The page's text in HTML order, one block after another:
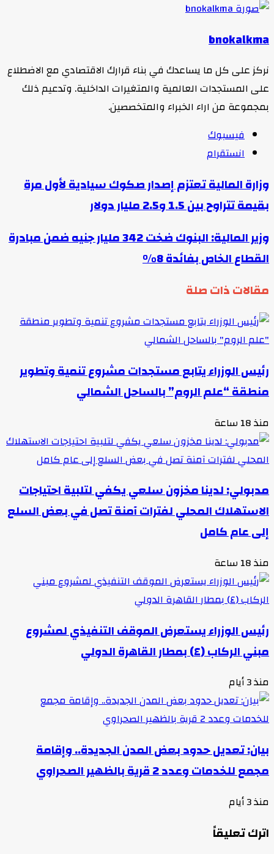
bnokalkma
نركز على كل ما يساعدك في بناء قرارك الاقتصادي مع الاضطلاع
على المستجدات العالمية والمتغيرات الداخلية. وتدعيم ذلك
بمجموعة من اراء الخبراء والمتخصصين.
فيسبوك
انستقرام
وزارة المالية تعتزم إصدار صكوك سيادية لأول مرة
بقيمة تتراوح بين 1.5 و2.5 مليار دولار
وزير المالية: البنوك ضخت 342 مليار جنيه ضمن مبادرة
القطاع الخاص بفائدة 8%
مقالات ذات صلة
رئيس الوزراء يتابع مستجدات مشروع تنمية وتطوير
منطقة “علم الروم” بالساحل الشمالي
منذ 18 ساعة
مدبولي: لدينا مخزون سلعي يكفي لتلبية احتياجات
الاستهلاك المحلي لفترات آمنة تصل في بعض السلع
إلى عام كامل
منذ 18 ساعة
رئيس الوزراء يستعرض الموقف التنفيذي لمشروع
مبني الركاب (٤) بمطار القاهرة الدولي
منذ 3 أيام
بيان: تعديل حدود بعض المدن الجديدة.. وإقامة
مجمع للخدمات وعدد 2 قرية بالظهير الصحراوي
منذ 3 أيام
اترك تعليقاً